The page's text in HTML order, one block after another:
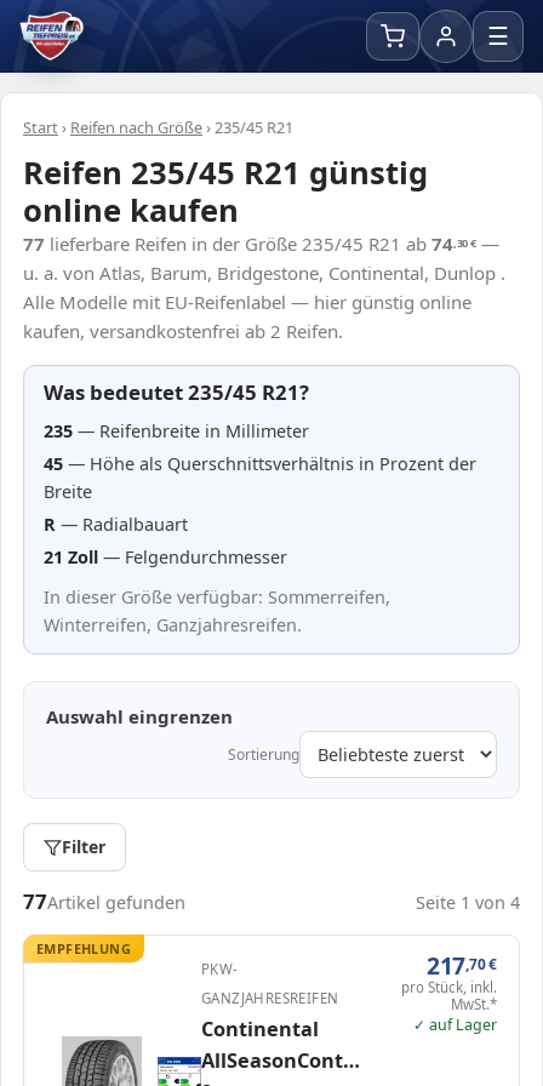
☰
Start› Reifen nach Größe›235/45 R21
Reifen 235/45 R21 günstig
online kaufen
77 lieferbare Reifen in der Größe 235/45 R21 ab 74,30€ —
u. a. von Atlas, Barum, Bridgestone, Continental, Dunlop .
Alle Modelle mit EU-Reifenlabel — hier günstig online
kaufen, versandkostenfrei ab 2 Reifen.
Was bedeutet 235/45 R21?
235 — Reifenbreite in Millimeter
45 — Höhe als Querschnittsverhältnis in Prozent der
Breite
R — Radialbauart
21 Zoll — Felgendurchmesser
In dieser Größe verfügbar: Sommerreifen,
Winterreifen, Ganzjahresreifen.
Auswahl eingrenzen
Sortierung
Filter
Passende Reifen in 235/45 R21
77Artikel gefunden Seite 1 von 4
EMPFEHLUNG
ENERG
Continental 0355988000
235/45 R21 101T C1
PKW-
GANZJAHRESREIFEN
Continental
AllSeasonContact
217,70€
pro Stück, inkl.
MwSt.*
✓ auf Lager